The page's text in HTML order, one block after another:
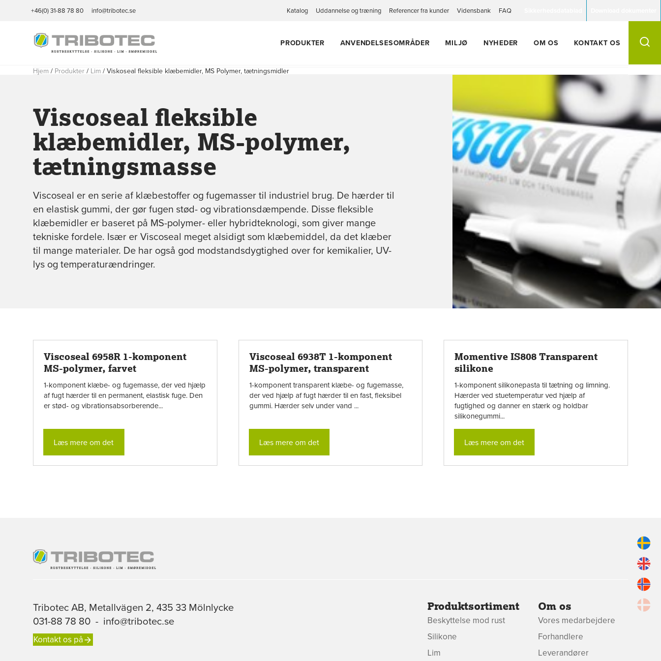
+46(0) 31-88 78 80 info@tribotec.se Katalog Uddannelse og træning Referencer fra kunder Vidensbank FAQ
PRODUKTER ANVENDELSESOMRÅDER MILJØ NYHEDER OM OS KONTAKT OS
Hjem / Produkter / Lim /Viskoseal fleksible klæbemidler, MS Polymer, tætningsmidler
Viscoseal fleksible
klæbemidler, MS-polymer,
tætningsmasse
Viscoseal er en serie af klæbestoffer og fugemasser til industriel brug. De hærder til
en elastisk gummi, der gør fugen stød- og vibrationsdæmpende. Disse fleksible
klæbemidler er baseret på MS-polymer- eller hybridteknologi, som giver mange
tekniske fordele. Især er Viscoseal meget alsidigt som klæbemiddel, da det klæber
til mange materialer. De har også god modstandsdygtighed over for kemikalier, UV-
lys og temperaturændringer.
Viscoseal 6958R 1-komponent
MS-polymer, farvet
1-komponent klæbe- og fugemasse, der ved hjælp
af fugt hærder til en permanent, elastisk fuge. Den
er stød- og vibrationsabsorberende...
Læs mere om det
Viscoseal 6938T 1-komponent
MS-polymer, transparent
1-komponent transparent klæbe- og fugemasse,
der ved hjælp af fugt hærder til en fast, fleksibel
gummi. Hærder selv under vand ...
Læs mere om det
Momentive IS808 Transparent
silikone
1-komponent silikonepasta til tætning og limning.
Hærder ved stuetemperatur ved hjælp af
fugtighed og danner en stærk og holdbar
silikonegummi...
Læs mere om det
Tribotec AB, Metallvägen 2, 435 33 Mölnlycke
031-88 78 80 - info@tribotec.se
Kontakt os på
Produktsortiment
Beskyttelse mod rust
Silikone
Lim
Om os
Vores medarbejdere
Forhandlere
Leverandører